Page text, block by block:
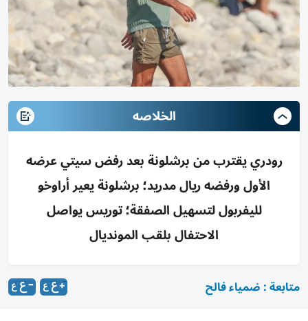
الخلاصه
رودري يقترب من برشلونة بعد رفض سيتي عرضه
الأول ورفضه ريال مدريد؛ برشلونة يعير أراوخو
لليفربول لتسهيل الصفقة؛ توريس يواصل
الاحتفال بلقب المونديال
متابعة : ضمياء فالح